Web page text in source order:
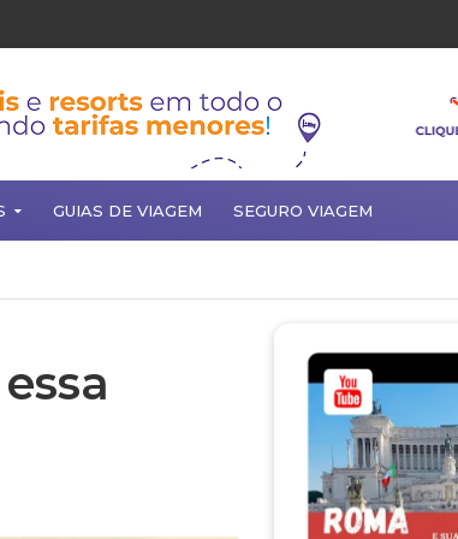
GUIAS DE VIAGEM SEGURO VIAGEM